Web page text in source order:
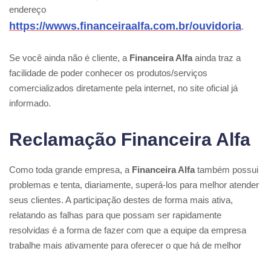
endereço
https://wwws.financeiraalfa.com.br/ouvidoria.
Se você ainda não é cliente, a Financeira Alfaainda traz a
facilidade de poder conhecer os produtos/serviços
comercializados diretamente pela internet, no site oficial já
informado.
Reclamação Financeira Alfa
Como toda grande empresa, a Financeira Alfatambém possui
problemas e tenta, diariamente, superá-los para melhor atender
seus clientes. A participação destes de forma mais ativa,
relatando as falhas para que possam ser rapidamente
resolvidas é a forma de fazer com que a equipe da empresa
trabalhe mais ativamente para oferecer o que há de melhor